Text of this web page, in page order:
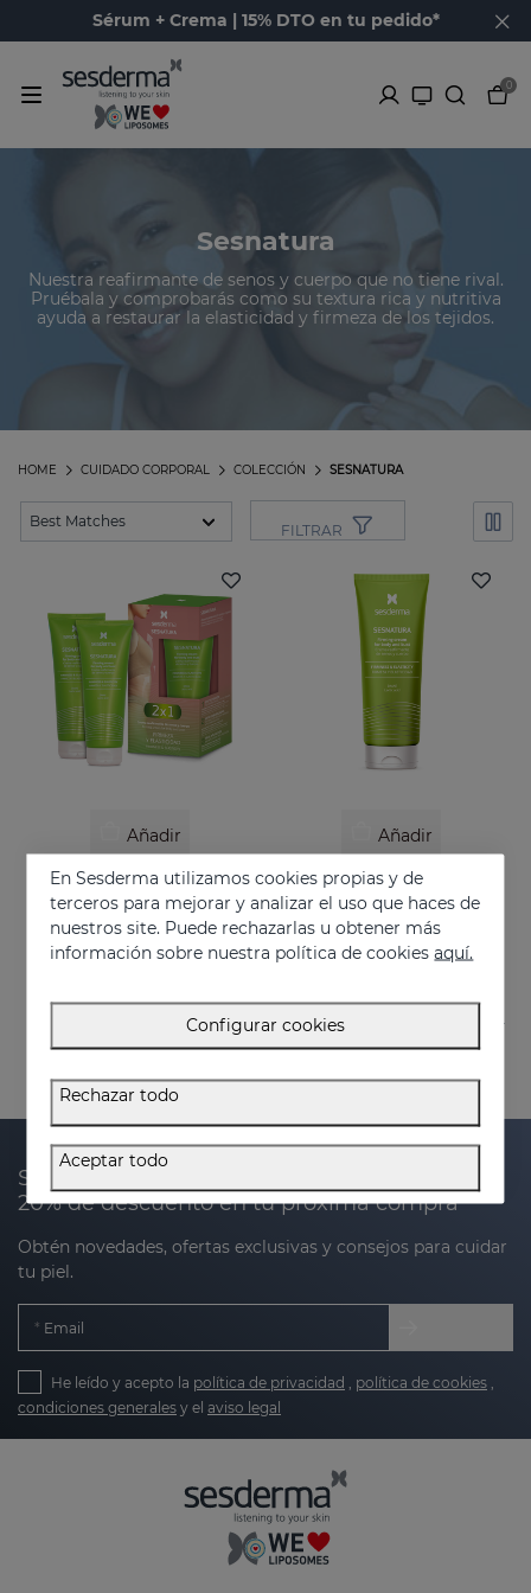
Sérum + Crema | 15% DTO en tu pedido*
0
Sesnatura
Nuestra reafirmante de senos y cuerpo que no tiene rival.
Pruébala y comprobarás como su textura rica y nutritiva
ayuda a restaurar la elasticidad y firmeza de los tejidos.
SESNATURA
COLECCIÓN
CUIDADO CORPORAL
HOME
FILTRAR
Añadir
SESNATURA Duplo
Reafirma y tonifica tu piel
39.95 €
Añadir
39.95 €
Suscríbete a nuestra newsletter y recibe un
20% de descuento en tu próxima compra
Obtén novedades, ofertas exclusivas y consejos para cuidar
tu piel.
Email
He leído y acepto la política de privacidad , política de cookies ,
condiciones generales y el aviso legal
En Sesderma utilizamos cookies propias y de
terceros para mejorar y analizar el uso que haces de
nuestros site. Puede rechazarlas u obtener más
información sobre nuestra política de cookiesaquí.
Configurar cookies
Rechazar todo
Aceptar todo